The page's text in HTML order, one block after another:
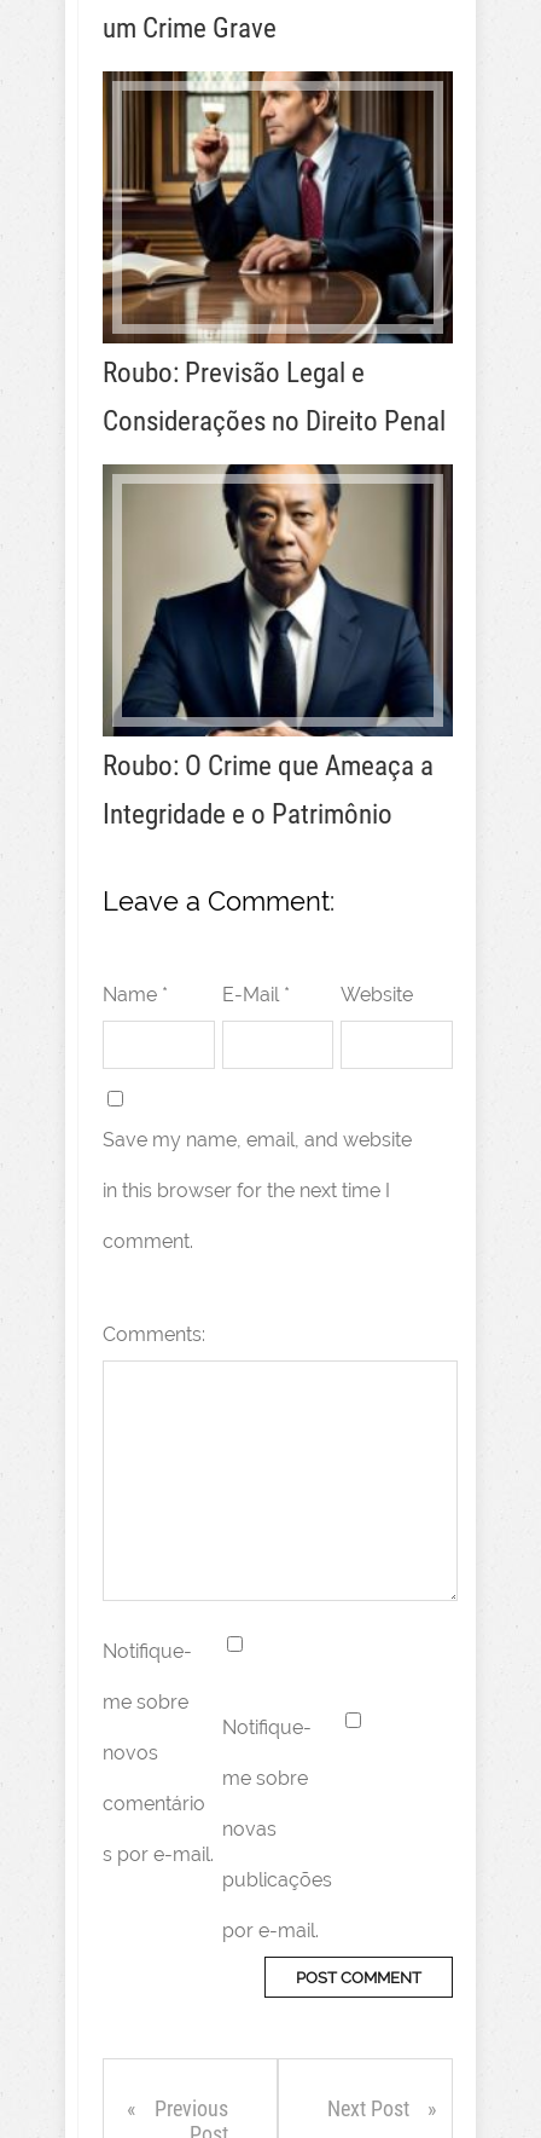
um Crime Grave
Roubo: Previsão Legal e
Considerações no Direito Penal
Roubo: O Crime que Ameaça a
Integridade e o Patrimônio
Leave a Comment:
Name * E-Mail * Website
Save my name, email, and website
in this browser for the next time I
comment.
Comments:
Notifique-
me sobre
novos
comentário
s por e-mail.
Notifique-
me sobre
novas
publicações
por e-mail.
Previous
Next Post